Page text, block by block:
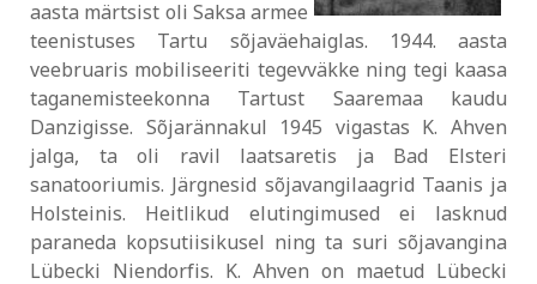
aasta märtsist oli Saksa armee
teenistuses Tartu sõjaväehaiglas. 1944. aasta
veebruaris mobiliseeriti tegevväkke ning tegi kaasa
taganemisteekonna Tartust Saaremaa kaudu
Danzigisse. Sõjarännakul 1945 vigastas K. Ahven
jalga, ta oli ravil laatsaretis ja Bad Elsteri
sanatooriumis. Järgnesid sõjavangilaagrid Taanis ja
Holsteinis. Heitlikud elutingimused ei lasknud
paraneda kopsutiisikusel ning ta suri sõjavangina
Lübecki Niendorfis. K. Ahven on maetud Lübecki